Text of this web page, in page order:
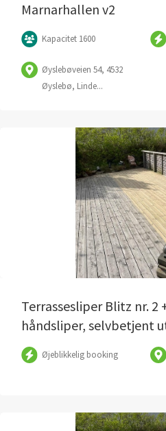
Marnarhallen v2
Kapacitet 1600
Øyslebøveien 54, 4532
Øyslebø, Linde...
Terrassesliper Blitz nr. 2
håndsliper, selvbetjent
Øjeblikkelig booking